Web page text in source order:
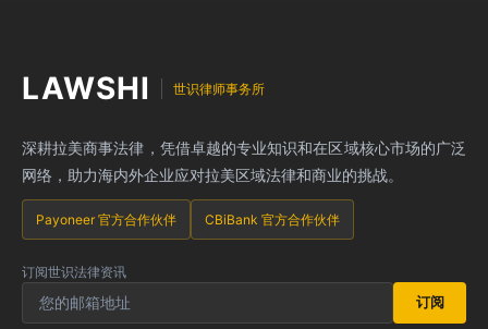
LAWSHI 世识律师事务所
深耕拉美商事法律，凭借卓越的专业知识和在区域核心市场的广泛
网络，助力海内外企业应对拉美区域法律和商业的挑战。
Payoneer 官方合作伙伴 CBiBank 官方合作伙伴
订阅世识法律资讯
订阅